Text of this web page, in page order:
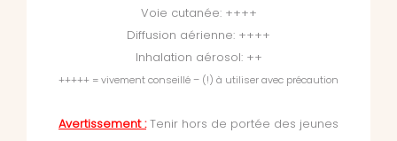
Voie cutanée: ++++
Diffusion aérienne: ++++
Inhalation aérosol: ++
+++++ = vivement conseillé – (!) à utiliser avec précaution
Avertissement : Tenir hors de portée des jeunes